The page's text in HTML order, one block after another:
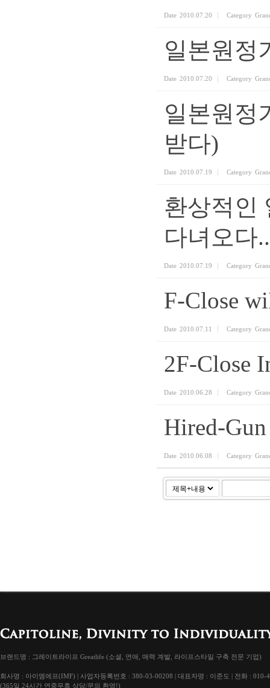
Date 2010.07.20 Category
일본원정
Date 2010.07.20 Category
일본원정
받다)
Date 2010.07.19 Category
환상적인
다녀오다..
Date 2010.07.19 Category
F-Close
Date 2010.07.11 Category
2F-Close
Date 2010.06.28 Category
Hired-
Date 2010.06.08 Category
브랜드명 : 그레이트라이프 Greatlife (소셜, 연애, 매력 계발, 라이프스타일 구축 전문 기업)
회사명 : 아이엠에프(IMF) | 사업자등록번호 : 380-03-00208 | 대표자명 : 이준도 | 전화 :
(365일 24시간 연중무휴 상담/문의 환영!)